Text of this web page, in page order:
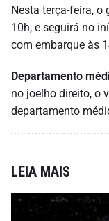
Nesta terça-feira, o
10h, e seguirá no
com embarque às
Departamento
no joelho direito, o
departamento
LEIA MAIS